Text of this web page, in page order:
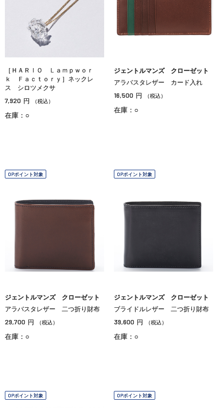
［ＨＡＲＩＯ Ｌａｍｐｗｏｒ
ｋ Ｆａｃｔｏｒｙ］ネックレ
ス シロツメクサ
7,920 円 （税込）
在庫：○
ジェントルマンズ クローゼット
アラバスタレザー カード入れ
16,500 円 （税込）
在庫：○
OPポイント対象
ジェントルマンズ クローゼット
アラバスタレザー 二つ折り財布
29,700 円 （税込）
在庫：○
OPポイント対象
ジェントルマンズ クローゼット
ブライドルレザー 二つ折り財布
39,600 円 （税込）
在庫：○
OPポイント対象 OPポイント対象